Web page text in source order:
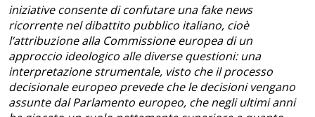
iniziative consente di confutare una fake news
ricorrente nel dibattito pubblico italiano, cioè
l’attribuzione alla Commissione europea di un
approccio ideologico alle diverse questioni: una
interpretazione strumentale, visto che il processo
decisionale europeo prevede che le decisioni vengano
assunte dal Parlamento europeo, che negli ultimi anni